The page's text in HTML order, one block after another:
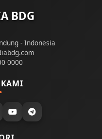
BDG
- Indonesia
0000